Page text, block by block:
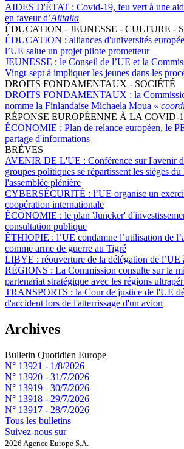
AIDES D'ÉTAT : Covid-19, feu vert à une
en faveur d’Alitalia
ÉDUCATION - JEUNESSE - CULTURE -
ÉDUCATION : alliances d'universités
l’UE salue un projet pilote prometteur
JEUNESSE : le Conseil de l’UE et la
Vingt-sept à impliquer les jeunes dans les
DROITS FONDAMENTAUX - SOCIÉTÉ
DROITS FONDAMENTAUX : la
nomme la Finlandaise Michaela Moua «
RÉPONSE EUROPÉENNE À LA COVID-
ÉCONOMIE : Plan de relance européen, le
partage d'informations
BRÈVES
AVENIR DE L'UE : Conférence sur l'avenir
groupes politiques se répartissent les sièges
l'assemblée plénière
CYBERSÉCURITÉ : l’UE organise un
coopération internationale
ÉCONOMIE : le plan 'Juncker'
consultation publique
ÉTHIOPIE : l’UE condamne l’utilisation de
comme arme de guerre au Tigré
LIBYE : réouverture de la délégation de l’UE
RÉGIONS : La Commission consulte sur la
partenariat stratégique avec les régions
TRANSPORTS : la Cour de justice de l'UE
d'accident lors de l'atterrissage d'un avion
Archives
Bulletin Quotidien Europe
N° 13921 - 1/8/2026
N° 13920 - 31/7/2026
N° 13919 - 30/7/2026
N° 13918 - 29/7/2026
N° 13917 - 28/7/2026
Tous les bulletins
Suivez-nous sur
2026 Agence Europe S.A.